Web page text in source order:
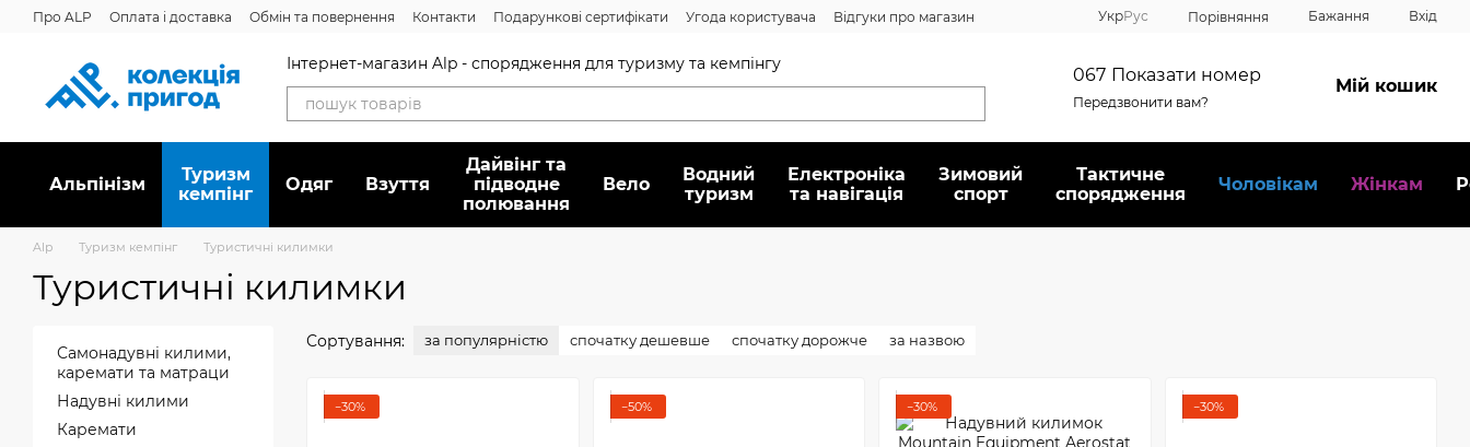
Перейти до основного контенту
Про ALP Оплата і доставка Обмін та повернення Контакти Подарункові сертифікати Угода користувача
Відгуки про магазин
УкрРус Порівняння Бажання Вхід
Інтернет-магазин Alp - спорядження для туризму та кемпінгу
067 Показати номер
Передзвонити вам?
Мій кошик
Альпінізм
Туризм
кемпінг
Oдяг Взуття
Дайвінг та
підводне
полювання
Вело
Водний
туризм
Електроніка
та навігація
Зимовий
спорт
Тактичне
спорядження
Чоловікам Жінкам
Alp Туризм кемпінг Туристичні килимки
Туристичні килимки
Сортування: за популярністю спочатку дешевше спочатку дорожче за назвою
−30% −50% −30% −30%
Самонадувні килими,
каремати та матраци
Надувні килими
Каремати